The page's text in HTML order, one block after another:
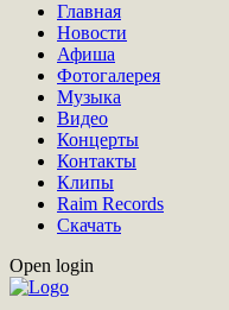
Главная
Новости
Афиша
Фотогалерея
Музыка
Видео
Концерты
Контакты
Клипы
Raim Records
Скачать
Open login